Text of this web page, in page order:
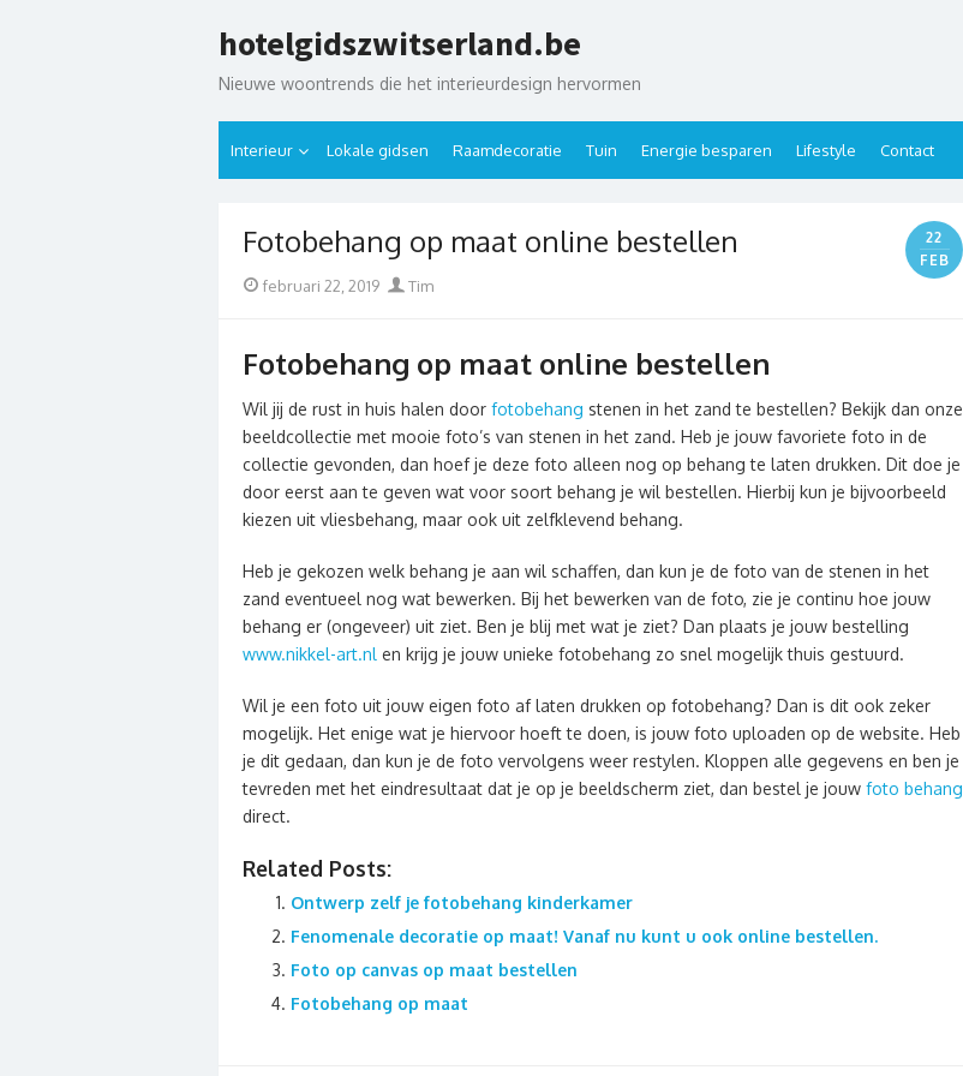
to
hotelgidszwitserland.be
Nieuwe woontrends die het interieurdesign hervormen
Interieur Lokale gidsen Raamdecoratie Tuin Energie besparen Lifestyle Contact
Fotobehang op maat online bestellen
22
FEB
Posted
februari 22, 2019 Author
Tim
Fotobehang op maat online bestellen
Wil jij de rust in huis halen door fotobehang stenen in het zand te bestellen? Bekijk dan onze
beeldcollectie met mooie foto’s van stenen in het zand. Heb je jouw favoriete foto in de
collectie gevonden, dan hoef je deze foto alleen nog op behang te laten drukken. Dit doe je
door eerst aan te geven wat voor soort behang je wil bestellen. Hierbij kun je bijvoorbeeld
kiezen uit vliesbehang, maar ook uit zelfklevend behang.
Heb je gekozen welk behang je aan wil schaffen, dan kun je de foto van de stenen in het
zand eventueel nog wat bewerken. Bij het bewerken van de foto, zie je continu hoe jouw
behang er (ongeveer) uit ziet. Ben je blij met wat je ziet? Dan plaats je jouw bestelling
www.nikkel-art.nl en krijg je jouw unieke fotobehang zo snel mogelijk thuis gestuurd.
Wil je een foto uit jouw eigen foto af laten drukken op fotobehang? Dan is dit ook zeker
mogelijk. Het enige wat je hiervoor hoeft te doen, is jouw foto uploaden op de website. Heb
je dit gedaan, dan kun je de foto vervolgens weer restylen. Kloppen alle gegevens en ben je
tevreden met het eindresultaat dat je op je beeldscherm ziet, dan bestel je jouw foto behang
direct.
Related Posts:
Ontwerp zelf je fotobehang kinderkamer
Fenomenale decoratie op maat! Vanaf nu kunt u ook online bestellen.
Foto op canvas op maat bestellen
Fotobehang op maat